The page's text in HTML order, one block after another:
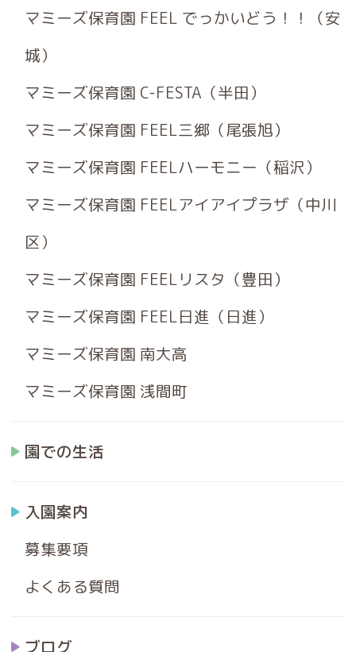
マミーズ保育園 FEEL でっかいどう！！（安
城）
マミーズ保育園 C-FESTA（半田）
マミーズ保育園 FEEL三郷（尾張旭）
マミーズ保育園 FEELハーモニー（稲沢）
マミーズ保育園 FEELアイアイプラザ（中川
区）
マミーズ保育園 FEELリスタ（豊田）
マミーズ保育園 FEEL日進（日進）
マミーズ保育園 南大高
マミーズ保育園 浅間町
園での生活
入園案内
募集要項
よくある質問
ブログ